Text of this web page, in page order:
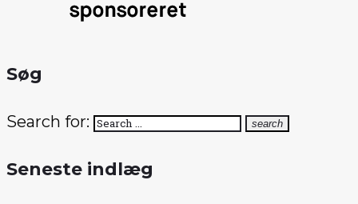
Søg
Search for: search
Seneste indlæg